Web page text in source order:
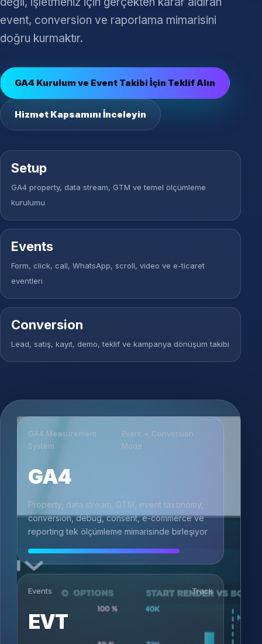
event, conversion ve raporlama mimarisini
doğru kurmaktır.
GA4 Kurulum ve Event Takibi İçin Teklif Alın
Hizmet Kapsamını İnceleyin
Setup
GA4 property, data stream, GTM ve temel ölçümleme
kurulumu
Events
Form, click, call, WhatsApp, scroll, video ve e-ticaret
eventleri
Conversion
Lead, satış, kayıt, demo, teklif ve kampanya dönüşüm takibi
GA4 Measurement
System
Event + Conversion
Mode
GA4
Property, data stream, GTM, event taxonomy,
conversion, debug, consent, e-commerce ve
reporting tek ölçümleme mimarisinde birleşiyor
Events Track
EVT